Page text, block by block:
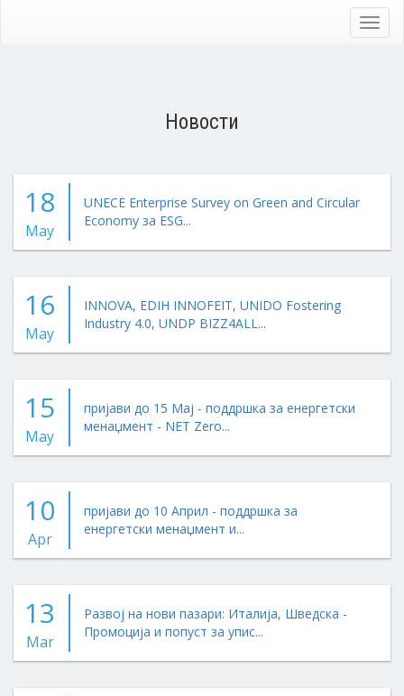
Новости
18
May
UNECE Enterprise Survey on Green and Circular
Economy за ESG...
16
May
INNOVA, EDIH INNOFEIT, UNIDO Fostering
Industry 4.0, UNDP BIZZ4ALL...
15
May
пријави до 15 Мај - поддршка за енергетски
менаџмент - NET Zero...
10
Apr
пријави до 10 Април - поддршка за
енергетски менаџмент и...
13
Mar
Развој на нови пазари: Италија, Шведска -
Промоција и попуст за упис...